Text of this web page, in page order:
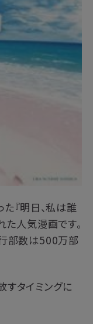
『明日、私は誰
た人気漫画です。
部数は500万部
すタイミングに